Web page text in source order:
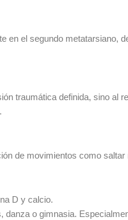
en el segundo metatarsiano,
traumática definida, sino al
de movimientos como
D y calcio.
danza o gimnasia.